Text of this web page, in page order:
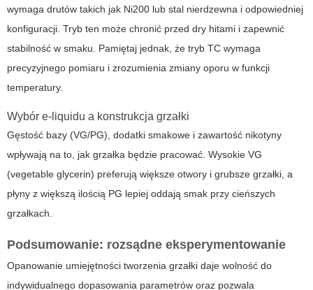
wymaga drutów takich jak Ni200 lub stal nierdzewna i odpowiedniej
konfiguracji. Tryb ten może chronić przed dry hitami i zapewnić
stabilność w smaku. Pamiętaj jednak, że tryb TC wymaga
precyzyjnego pomiaru i zrozumienia zmiany oporu w funkcji
temperatury.
Wybór e-liquidu a konstrukcja grzałki
Gęstość bazy (VG/PG), dodatki smakowe i zawartość nikotyny
wpływają na to, jak grzałka będzie pracować. Wysokie VG
(vegetable glycerin) preferują większe otwory i grubsze grzałki, a
płyny z większą ilością PG lepiej oddają smak przy cieńszych
grzałkach.
Podsumowanie: rozsądne eksperymentowanie
Opanowanie umiejętności tworzenia grzałki daje wolność do
indywidualnego dopasowania parametrów oraz pozwala